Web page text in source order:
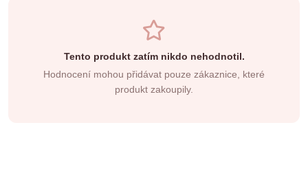
Tento produkt zatím nikdo nehodnotil.
Hodnocení mohou přidávat pouze zákaznice, které
produkt zakoupily.